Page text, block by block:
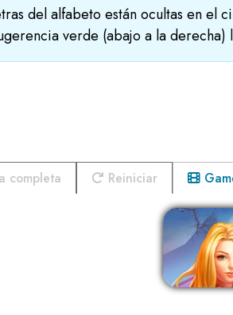
del alfabeto están ocultas en el
verde (abajo a la derecha)
completa Reiniciar